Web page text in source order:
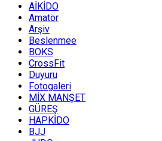
AİKİDO
Amatör
Arşiv
Beslenmee
BOKS
CrossFit
Duyuru
Fotogaleri
MİX MANŞET
GÜREŞ
HAPKİDO
BJJ